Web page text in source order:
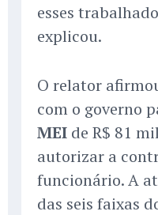
esses
explicou.
O relator
com o governo
MEI de R$ 81
autorizar a
funcionário. A
das seis faixas